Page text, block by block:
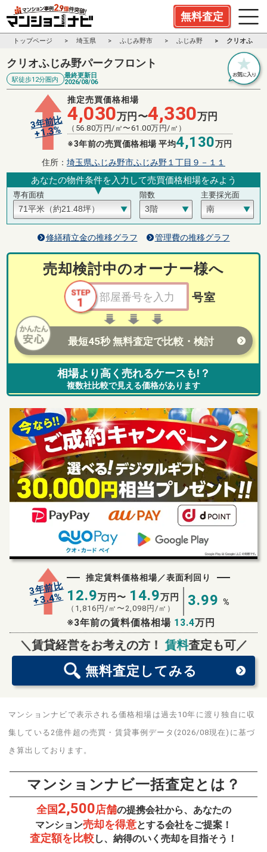
無料査定
トップページ 埼玉県 ふじみ野市 ふじみ野 クリオふじ
クリオふじみ野パークフロント
駅徒歩12分圏内
最終更新日
2026/08/06
3年前比
+1.3%
推定売買価格相場
4,030万円〜4,330万円
（ 56.80万円/㎡〜61.00万円/㎡）
※3年前の売買価格相場 平均4,130万円
住所： 埼玉県ふじみ野市ふじみ野１丁目９－１１
あなたの物件条件を入力して売買価格相場をみよう
専有面積 階数 主要採光面
修繕積立金の推移グラフ 管理費の推移グラフ
売却検討中のオーナー様へ
号室
最短45秒 無料査定で比較・検討
相場より高く売れるケースも!？
複数社比較で見える価格があります
3年前比
+3.4%
推定賃料価格相場／表面利回り
12.9万円〜 14.9万円
（ 1,816 円/㎡〜2,098 円/㎡） 3.99 %
※3年前の賃料価格相場 13.4万円
＼賃貸経営をお考えの方！ 賃料査定も可／
無料査定 してみる
無料査定スタート！
マンションナビで表示される価格相場は過去10年に渡り独自に収
集している2億件超の売買・賃貸事例データ(2026/08現在)に基づ
き算出しております。
マンションナビ一括査定とは？
全国2,500店舗の提携会社から、あなたの
マンション売却を得意とする会社をご提案！
査定額を比較し、納得のいく売却を目指そう！